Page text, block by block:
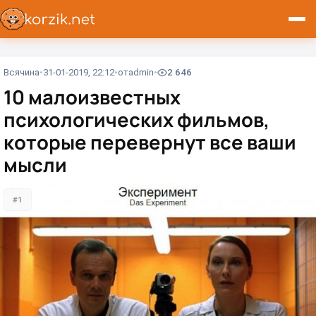
Всячина 31-01-2019, 22:12 отadmin 2 646
10 малоизвестных
психологических фильмов,
которые перевернут все ваши
мысли
#1